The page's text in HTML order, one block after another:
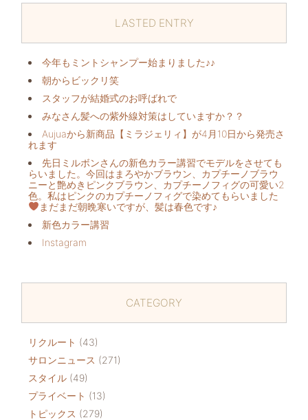
LASTED ENTRY
今年もミントシャンプー始まりました♪♪
朝からビックリ️笑
スタッフが結婚式のお呼ばれで
みなさん髪への紫外線対策はしていますか？？
Aujuaから新商品【ミラジェリィ】が4月10日から発売さ
れます
先日ミルボンさんの新色カラー講習でモデルをさせても
らいました。今回はまろやかブラウン、カプチーノブラウ
ニーと艶めきピンクブラウン、カプチーノフィグの可愛い2
色。私はピンクのカプチーノフィグで染めてもらいました
まだまだ朝晩寒いですが、髪は春色です♪
新色カラー講習
Instagram
CATEGORY
リクルート (43)
サロンニュース (271)
スタイル (49)
プライベート (13)
トピックス (279)